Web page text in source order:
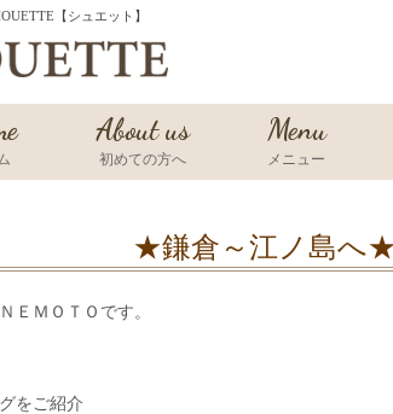
【シュエット】
About us
初めての方へ
Menu
メニュー
★鎌倉～江ノ島へ
ＥＭＯＴＯです。
をご紹介